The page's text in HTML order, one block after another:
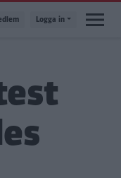
Logga in